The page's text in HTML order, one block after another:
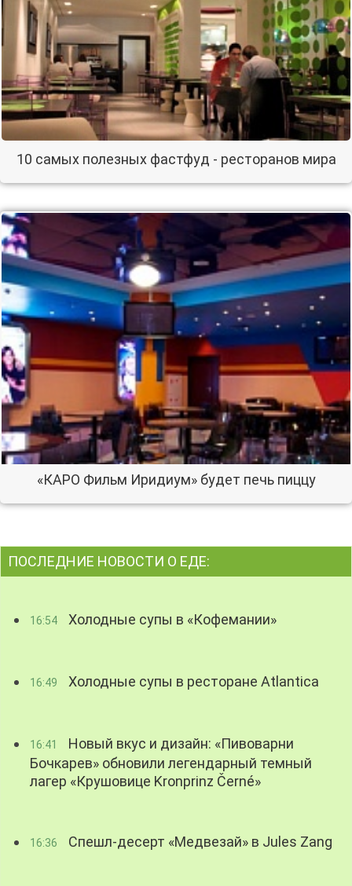
10 самых полезных фастфуд - ресторанов мира
«КАРО Фильм Иридиум» будет печь пиццу
ПОСЛЕДНИЕ НОВОСТИ О ЕДЕ:
16:54 Холодные супы в «Кофемании»
16:49 Холодные супы в ресторане Atlantica
16:41
Новый вкус и дизайн: «Пивоварни
Бочкарев» обновили легендарный темный
лагер «Крушовице Kronprinz Černé»
16:36 Спешл-десерт «Медвезай» в Jules Zang